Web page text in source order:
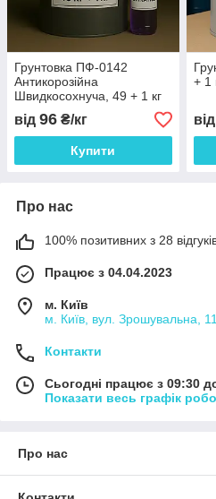
Грунтовка ПФ-0142
Антикорозійна
Швидкосохнуча, 49 + 1 кг
від 96 ₴/кг
Купити
+ 1
від
Про нас
100% позитивних з 28
Працює з 04.04.2023
м. Київ
м. Київ, вул. Зрошувальна,
Контакти
Сьогодні працює з 09:30
Показати весь графік
Про нас